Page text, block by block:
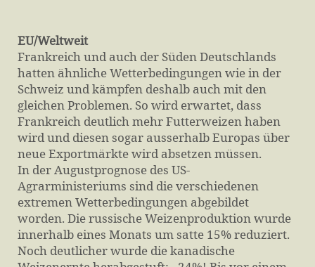
EU/Weltweit
Frankreich und auch der Süden Deutschlands
hatten ähnliche Wetterbedingungen wie in der
Schweiz und kämpfen deshalb auch mit den
gleichen Problemen. So wird erwartet, dass
Frankreich deutlich mehr Futterweizen haben
wird und diesen sogar ausserhalb Europas über
neue Exportmärkte wird absetzen müssen.
In der Augustprognose des US-
Agrarministeriums sind die verschiedenen
extremen Wetterbedingungen abgebildet
worden. Die russische Weizenproduktion wurde
innerhalb eines Monats um satte 15% reduziert.
Noch deutlicher wurde die kanadische